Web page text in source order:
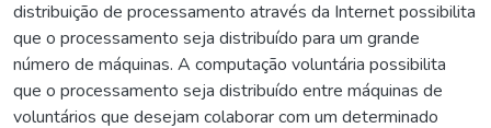
distribuição de processamento através da Internet possibilita
que o processamento seja distribuído para um grande
número de máquinas. A computação voluntária possibilita
que o processamento seja distribuído entre máquinas de
voluntários que desejam colaborar com um determinado